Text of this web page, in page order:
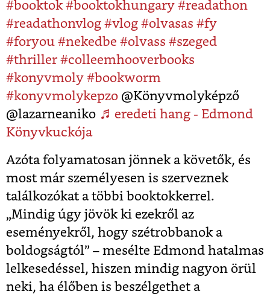
#booktok #booktokhungary #readathon
#readathonvlog #vlog #olvasas #fy
#foryou #nekedbe #olvass #szeged
#thriller #colleemhooverbooks
#konyvmoly #bookworm
#konyvmolykepzo @Könyvmolyképző
@lazarneaniko ♬ eredeti hang - Edmond
Könyvkuckója
Azóta folyamatosan jönnek a követők, és
most már személyesen is szerveznek
találkozókat a többi booktokkerrel.
„Mindig úgy jövök ki ezekről az
eseményekről, hogy szétrobbanok a
boldogságtól” – mesélte Edmond hatalmas
lelkesedéssel, hiszen mindig nagyon örül
neki, ha élőben is beszélgethet a